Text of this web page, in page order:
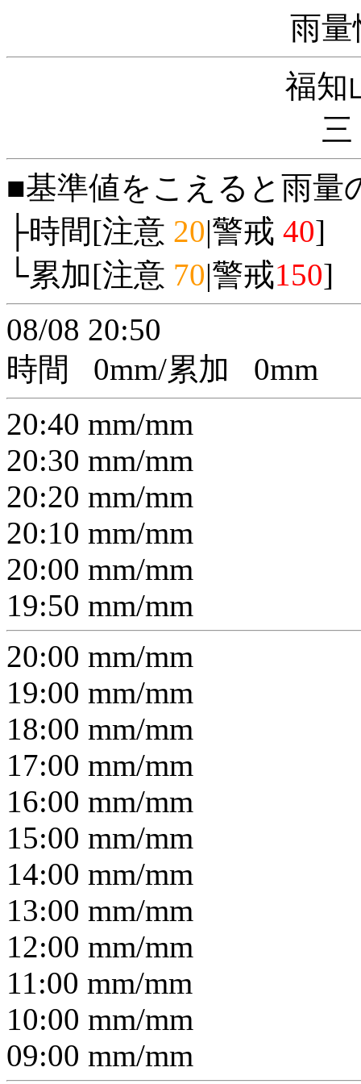
雨量
福知
■基準値をこえると雨量
├時間[注意 20|警戒 40]
└累加[注意 70|警戒150]
08/08 20:50
時間
0mm/累加 0mm
20:40 mm/mm
20:30 mm/mm
20:20 mm/mm
20:10 mm/mm
20:00 mm/mm
19:50 mm/mm
20:00 mm/mm
19:00 mm/mm
18:00 mm/mm
17:00 mm/mm
16:00 mm/mm
15:00 mm/mm
14:00 mm/mm
13:00 mm/mm
12:00 mm/mm
11:00 mm/mm
10:00 mm/mm
09:00 mm/mm